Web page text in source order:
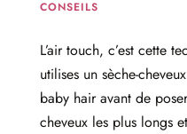
CONSEILS
L’air touch, c’est cette
utilises un sèche-
baby hair avant de
cheveux les plus longs